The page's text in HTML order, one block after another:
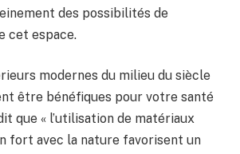
des possibilités de
cet espace.
modernes du milieu du siècle
être bénéfiques pour votre santé
que « l’utilisation de matériaux
fort avec la nature favorisent un